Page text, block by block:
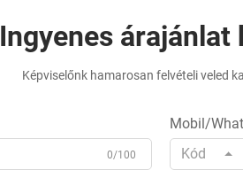
Ingyenes árajánlat
Képviselőnk hamarosan felvételi veled
0/100
Mobil/
Kód